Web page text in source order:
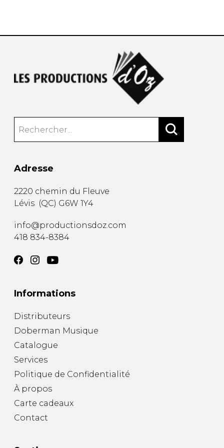
Adresse
2220 chemin du Fleuve
Lévis (QC) G6W 1Y4
info@productionsdoz.com
418 834-8384
Informations
Distributeurs
Doberman Musique
Catalogue
Services
Politique de Confidentialité
À propos
Carte cadeaux
Contact